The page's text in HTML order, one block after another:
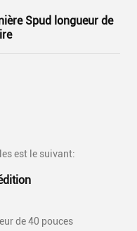
Spud longueur de
est le suivant:
de 40 pouces